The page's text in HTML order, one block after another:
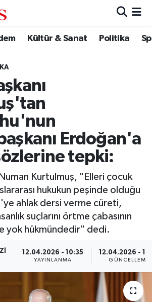
Kültür & Sanat Politika
Erdoğan'a
tepki:
Kurtulmuş, "Elleri çocuk
hukukun peşinde olduğu
ahlak dersi verme cüreti,
suçlarını örtme çabasının
yok hükmündedir" dedi.
12.04.2026 - 10:35
YAYINLANMA
12.04.2026 -
GÜNCELLEME
Durumu ve Fikstür
Haberleri